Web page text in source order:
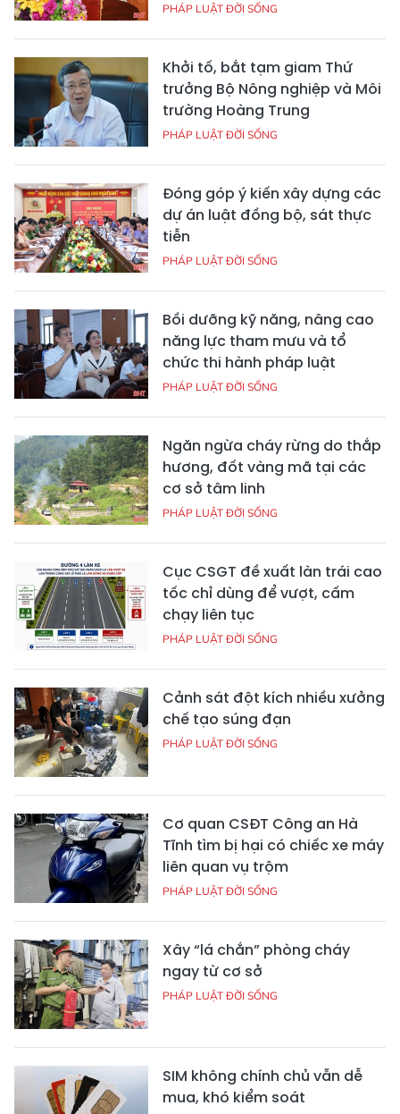
PHÁP LUẬT ĐỜI SỐNG
Khởi tố, bắt tạm giam Thứ
trưởng Bộ Nông nghiệp và Môi
trường Hoàng Trung
PHÁP LUẬT ĐỜI SỐNG
Đóng góp ý kiến xây dựng các
dự án luật đồng bộ, sát thực
tiễn
PHÁP LUẬT ĐỜI SỐNG
Bồi dưỡng kỹ năng, nâng cao
năng lực tham mưu và tổ
chức thi hành pháp luật
PHÁP LUẬT ĐỜI SỐNG
Ngăn ngừa cháy rừng do thắp
hương, đốt vàng mã tại các
cơ sở tâm linh
PHÁP LUẬT ĐỜI SỐNG
Cục CSGT đề xuất làn trái cao
tốc chỉ dùng để vượt, cấm
chạy liên tục
PHÁP LUẬT ĐỜI SỐNG
Cảnh sát đột kích nhiều xưởng
chế tạo súng đạn
PHÁP LUẬT ĐỜI SỐNG
Cơ quan CSĐT Công an Hà
Tĩnh tìm bị hại có chiếc xe máy
liên quan vụ trộm
PHÁP LUẬT ĐỜI SỐNG
Xây “lá chắn” phòng cháy
ngay từ cơ sở
PHÁP LUẬT ĐỜI SỐNG
SIM không chính chủ vẫn dễ
mua, khó kiểm soát